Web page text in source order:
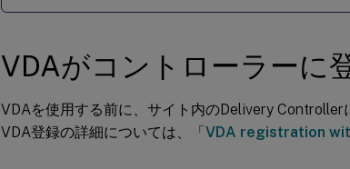
VDAがコントローラーに
VDAを使用する前に、サイト内のDelivery Controller
VDA登録の詳細については、「VDA registration